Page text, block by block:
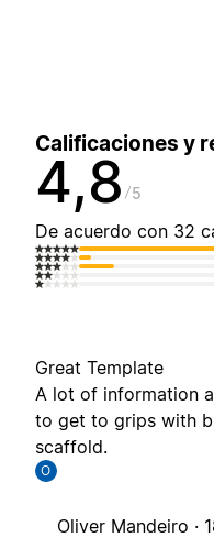
Calificaciones y
4,8 5
De acuerdo con 32
Great Template
A lot of information
to get to grips with
scaffold.
O
Oliver Mandeiro ·